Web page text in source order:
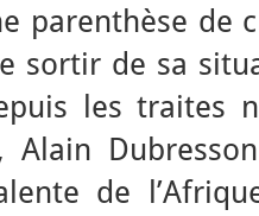
parenthèse de
sortir de sa
les traites
Alain
de